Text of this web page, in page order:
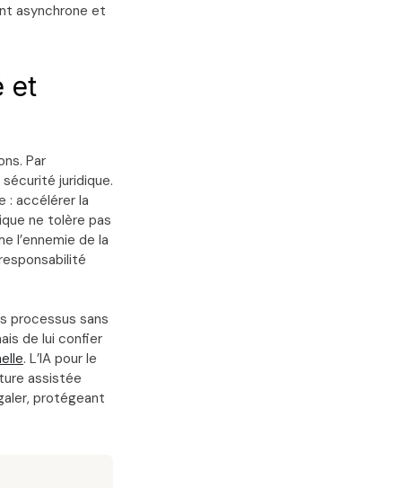
asynchrone et
et
Par
juridique.
: accélérer la
ne tolère pas
l’ennemie de la
processus sans
de lui confier
. L’IA pour le
assistée
protégeant